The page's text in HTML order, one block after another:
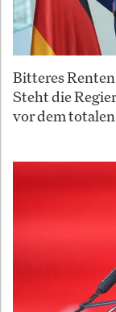
Bitteres
Steht die
vor dem